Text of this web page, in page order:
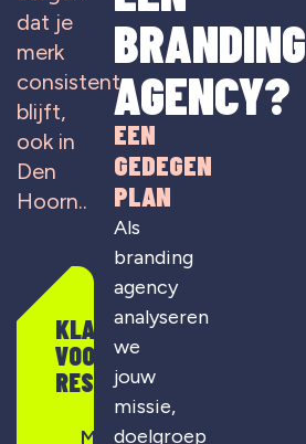
dat je
merk
consistent
blijft,
ook in
Den
Hoorn..
KLAAR
VOOR
RESULTAAT?
Merkontwikkeling
BRANDING
AGENCY?
EEN
GEDEGEN
PLAN
Als
branding
agency
analyseren
we
jouw
missie,
doelgroep